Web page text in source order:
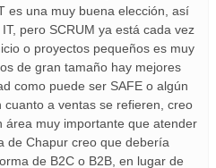
es una muy buena elección, así
pero SCRUM ya está cada vez
o proyectos pequeños es muy
de gran tamaño hay mejores
como puede ser SAFE o algún
a ventas se refieren, creo
área muy importante que atender
de Chapur creo que debería
de B2C o B2B, en lugar de